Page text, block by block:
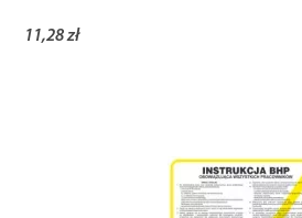
11,28 zł